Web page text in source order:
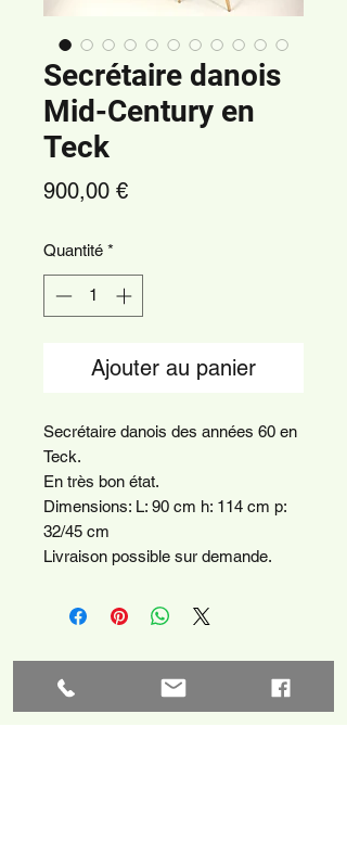
Secrétaire danois
Mid-Century en
Teck
900,00 €Prix
Quantité *
Ajouter au panier
Secrétaire danois des années 60 en
Teck.
En très bon état.
Dimensions: L: 90 cm h: 114 cm p:
32/45 cm
Livraison possible sur demande.